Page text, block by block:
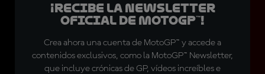
¡Recibe la Newsletter
oficial de MotoGP™!
Crea ahora una cuenta de MotoGP™ y accede a
contenidos exclusivos, como la MotoGP™ Newsletter,
que incluye crónicas de GP, vídeos increíbles e